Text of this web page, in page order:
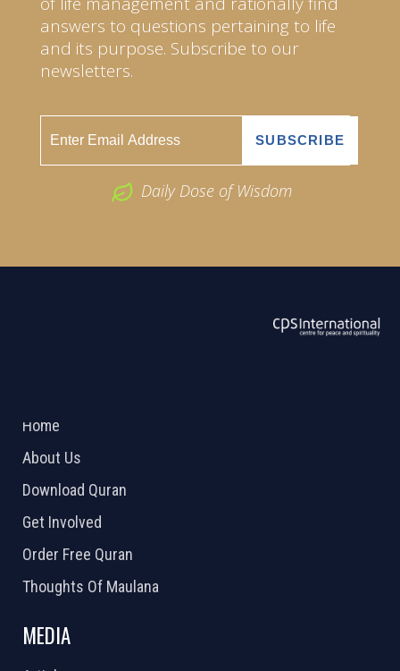
answers to questions pertaining to life
and its purpose. Subscribe to our
newsletters.
Daily Dose of Wisdom
Home
About Us
Download Quran
Get Involved
Order Free Quran
Thoughts Of Maulana
MEDIA